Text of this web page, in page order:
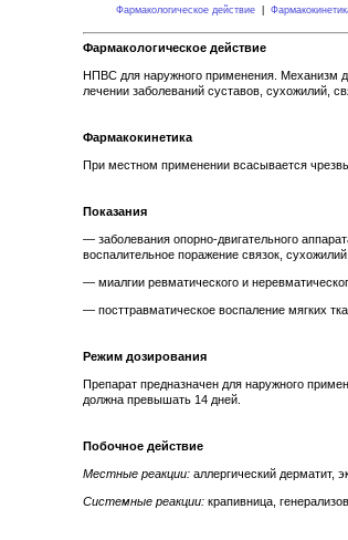
Фармакологическое действие
Фармакологическое действие
НПВС для наружного применения. Механизм
лечении заболеваний суставов, сухожилий,
Фармакокинетика
При местном применении всасывается
Показания
— заболевания опорно-двигательного
воспалительное поражение связок,
— миалгии ревматического и
— посттравматическое воспаление мягких
Режим дозирования
Препарат предназначен для наружного
должна превышать 14 дней.
Побочное действие
Местные реакции: аллергический дерматит,
Системные реакции: крапивница,